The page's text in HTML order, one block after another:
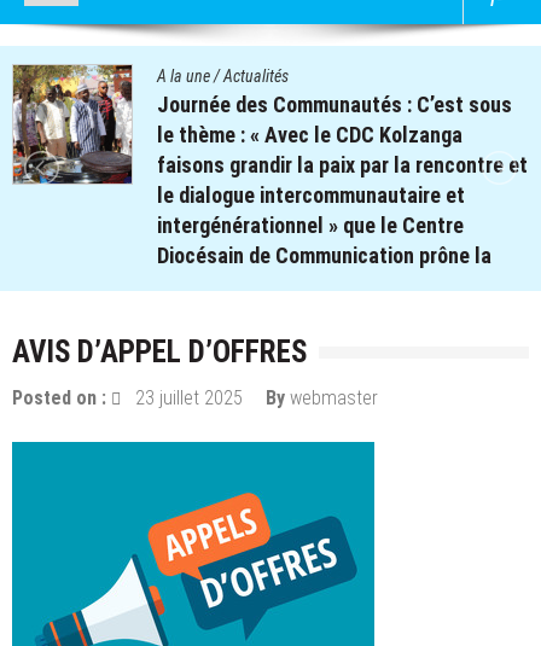
et
A la une/Actualités
Le projet de « Renforcement de la
Protection, de l’Education et de la
Résilience des Enfants vivant dans
zones à forts défis Sécuritaires au
et au Centre Nord du Burkina Faso »,
(REPERE) réalise 06 émissions sur la
protection des enfants et la lutte
6 novembre 2025
AVIS D’APPEL D’OFFRES
Posted on : 23 juillet 2025 By webmaster